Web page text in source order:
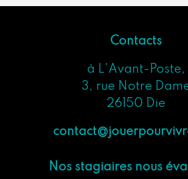
Contacts
à L'Avant-Poste,
3, rue Notre
26150 Die
Nos stagiaires nous